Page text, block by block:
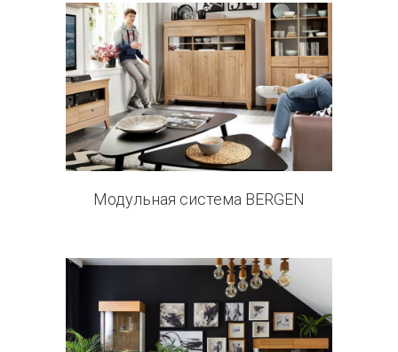
0 products
Модульная система BERGEN